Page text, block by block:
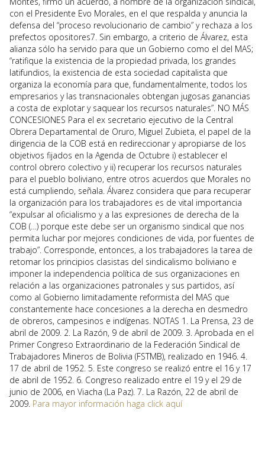
con el Presidente Evo Morales, en el que respalda y anuncia la
defensa del “proceso revolucionario de cambio” y rechaza a los
prefectos opositores7. Sin embargo, a criterio de Álvarez, esta
alianza sólo ha servido para que un Gobierno como el del MAS;
“ratifique la existencia de la propiedad privada, los grandes
latifundios, la existencia de esta sociedad capitalista que
organiza la economía para que, fundamentalmente, todos los
empresarios y las transnacionales obtengan jugosas ganancias
a costa de explotar y saquear los recursos naturales”. NO MÁS
CONCESIONES Para el ex secretario ejecutivo de la Central
Obrera Departamental de Oruro, Miguel Zubieta, el papel de la
dirigencia de la COB está en redireccionar y apropiarse de los
objetivos fijados en la Agenda de Octubre i) establecer el
control obrero colectivo y ii) recuperar los recursos naturales
para el pueblo boliviano, entre otros acuerdos que Morales no
está cumpliendo, señala. Álvarez considera que para recuperar
la organización para los trabajadores es de vital importancia
“expulsar al oficialismo y a las expresiones de derecha de la
COB (…) porque este debe ser un organismo sindical que nos
permita luchar por mejores condiciones de vida, por fuentes de
trabajo”. Corresponde, entonces, a los trabajadores la tarea de
retomar los principios clasistas del sindicalismo boliviano e
imponer la independencia política de sus organizaciones en
relación a las organizaciones patronales y sus partidos, así
como al Gobierno limitadamente reformista del MAS que
constantemente hace concesiones a la derecha en desmedro
de obreros, campesinos e indígenas. NOTAS 1. La Prensa, 23 de
abril de 2009. 2. La Razón, 9 de abril de 2009. 3. Aprobada en el
Primer Congreso Extraordinario de la Federación Sindical de
Trabajadores Mineros de Bolivia (FSTMB), realizado en 1946. 4.
17 de abril de 1952. 5. Este congreso se realizó entre el 16 y 17
de abril de 1952. 6. Congreso realizado entre el 19 y el 29 de
junio de 2006, en Viacha (La Paz). 7. La Razón, 22 de abril de
2009. Para mayor información haga click aquí